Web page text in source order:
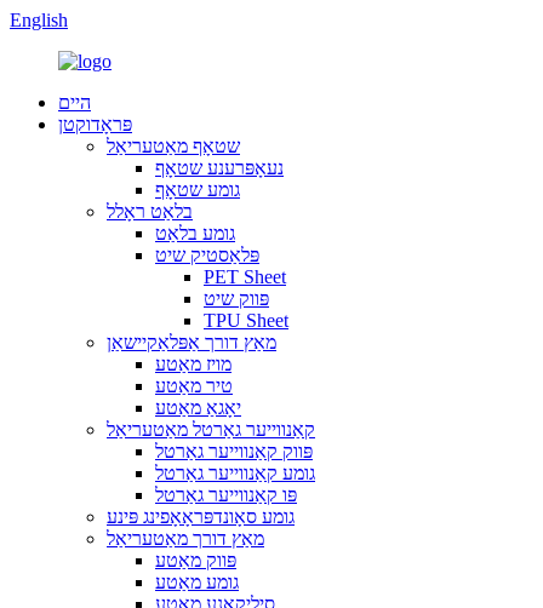
English
היים
פּראָדוקטן
שטאָף מאַטעריאַל
נעאָפּרענע שטאָף
גומע שטאָף
בלאַט ראָלל
גומע בלאַט
פּלאַסטיק שיט
PET Sheet
פּווק שיט
TPU Sheet
מאַץ דורך אַפּלאַקיישאַן
מויז מאַטע
טיר מאַטע
יאָגאַ מאַטע
קאַנווייער גאַרטל מאַטעריאַל
פּווק קאַנווייער גאַרטל
גומע קאַנווייער גאַרטל
פּו קאַנווייער גאַרטל
גומע סאָונדפּראָאָפינג פּינע
מאַץ דורך מאַטעריאַל
פּווק מאַטע
גומע מאַטע
סיליקאָנע מאַטע